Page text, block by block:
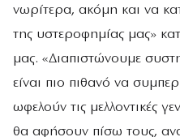
νωρίτερα, ακόμη και να
της υστεροφημίας μας»
μας. «Διαπιστώνουμε
είναι πιο πιθανό να
ωφελούν τις μελλοντικές
θα αφήσουν πίσω τους,